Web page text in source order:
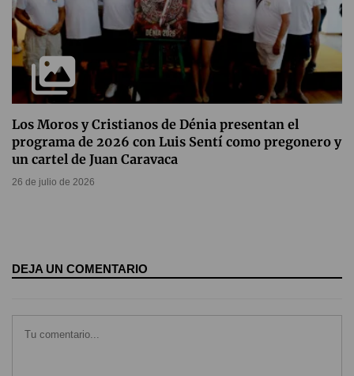
Los Moros y Cristianos de Dénia presentan el
programa de 2026 con Luis Sentí como pregonero y
un cartel de Juan Caravaca
26 de julio de 2026
DEJA UN COMENTARIO